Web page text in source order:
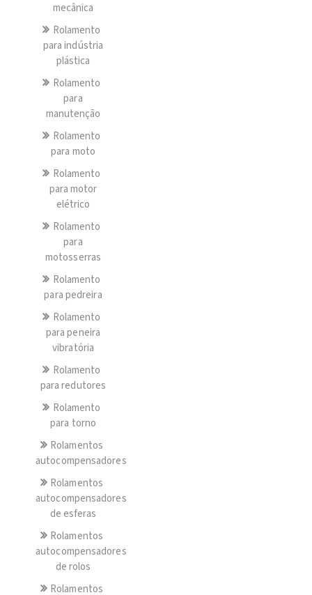
mecânica
Rolamento
para indústria
plástica
Rolamento
para
manutenção
Rolamento
para moto
Rolamento
para motor
elétrico
Rolamento
para
motosserras
Rolamento
para pedreira
Rolamento
para peneira
vibratória
Rolamento
para redutores
Rolamento
para torno
Rolamentos
autocompensadores
Rolamentos
autocompensadores
de esferas
Rolamentos
autocompensadores
de rolos
Rolamentos